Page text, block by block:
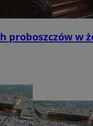
proboszczów w